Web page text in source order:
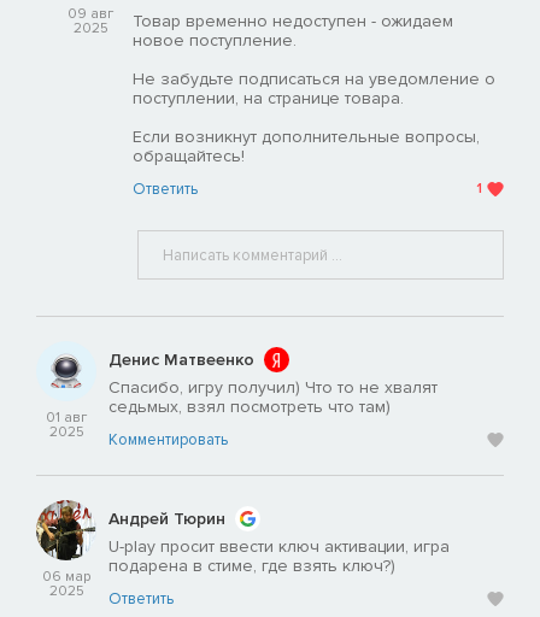
09 авг
2025
Товар временно недоступен - ожидаем
новое поступление.
Не забудьте подписаться на уведомление о
поступлении, на странице товара.
Если возникнут дополнительные вопросы,
обращайтесь!
Ответить 1
01 авг
2025
Денис Матвеенко
Спасибо, игру получил) Что то не хвалят
седьмых, взял посмотреть что там)
Комментировать
06 мар
2025
Андрей Тюрин
U-play просит ввести ключ активации, игра
подарена в стиме, где взять ключ?)
Ответить